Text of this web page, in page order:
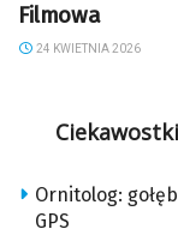
Filmowa
24 KWIETNIA 2026
Ciekawostki
Ornitolog:
GPS